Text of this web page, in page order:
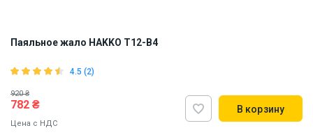
Паяльное жало HAKKO T12-B4
4.5 (2)
920 ₴
782 ₴
Цена с НДС
В корзину